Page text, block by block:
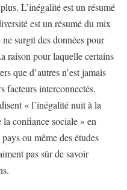
L’inégalité est un résumé
est un résumé du mix
surgit des données pour
raison pour laquelle certains
que d’autres n’est jamais
facteurs interconnectés.
« l’inégalité nuit à la
confiance sociale » en
ou même des études
pas sûr de savoir